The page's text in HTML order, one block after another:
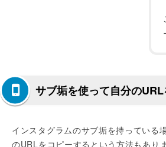
サブ垢を使って自分の
インスタグラムのサブ垢を持っている
のURLをコピーするという方法もありま